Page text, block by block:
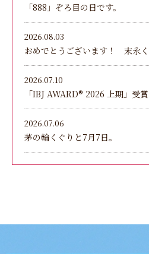
「888」ぞろ目の日です。
2026.08.03
おめでとうございます！ 末永
2026.07.10
「IBJ AWARD®︎ 2026 上期」受
2026.07.06
茅の輪くぐりと7月7日。